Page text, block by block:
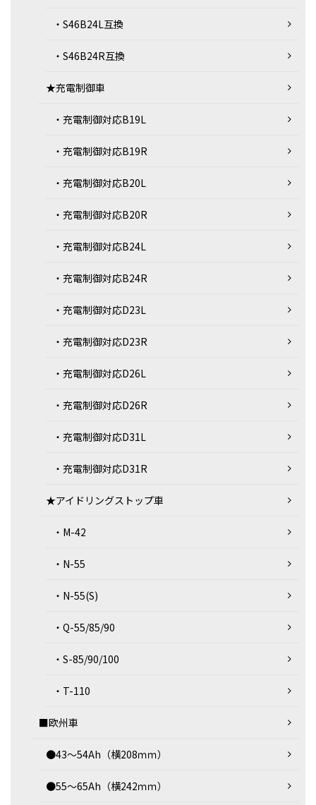
・S46B24L互換
・S46B24R互換
★充電制御車
・充電制御対応B19L
・充電制御対応B19R
・充電制御対応B20L
・充電制御対応B20R
・充電制御対応B24L
・充電制御対応B24R
・充電制御対応D23L
・充電制御対応D23R
・充電制御対応D26L
・充電制御対応D26R
・充電制御対応D31L
・充電制御対応D31R
★アイドリングストップ車
・M-42
・N-55
・N-55(S)
・Q-55/85/90
・S-85/90/100
・T-110
■欧州車
●43～54Ah（横208ｍｍ）
●55～65Ah（横242ｍｍ）